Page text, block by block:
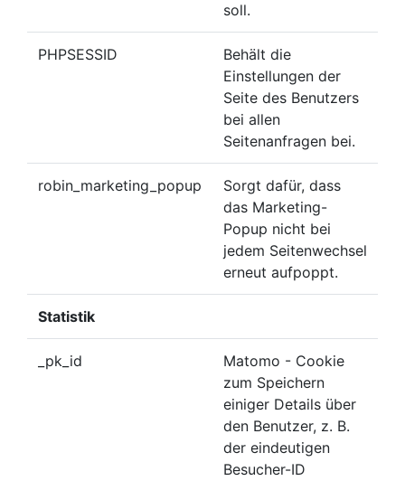
soll.
PHPSESSID
Behält die
Einstellungen der
Seite des Benutzers
bei allen
Seitenanfragen bei.
robin_marketing_popup
Sorgt dafür, dass
das Marketing-
Popup nicht bei
jedem Seitenwechsel
erneut aufpoppt.
Statistik
_pk_id
Matomo - Cookie
zum Speichern
einiger Details über
den Benutzer, z. B.
der eindeutigen
Besucher-ID